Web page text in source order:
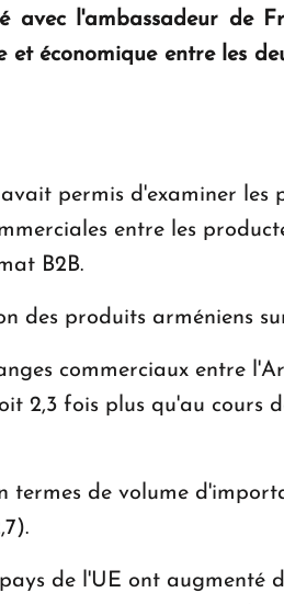
KASA : 30
d'avenir en
avec l'ambassadeur de
économique entre les
permis d'examiner les
entre les
B2B.
des produits arméniens
commerciaux entre
2,3 fois plus qu'au cours
de volume
de l'UE ont augmenté